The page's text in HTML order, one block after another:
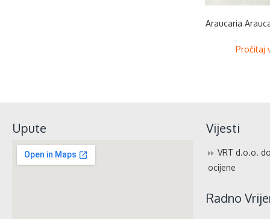
Araucaria
Pročitaj
Upute Vijesti
VRT d.o.o.
ocijene
Radno